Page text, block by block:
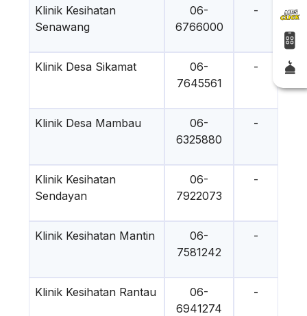
Klinik Kesihatan
Senawang
06-
6766000
-
Klinik Desa Sikamat
06-
7645561
-
Klinik Desa Mambau
06-
6325880
-
Klinik Kesihatan
Sendayan
06-
7922073
-
Klinik Kesihatan Mantin
06-
7581242
-
Klinik Kesihatan Rantau
06-
6941274
-